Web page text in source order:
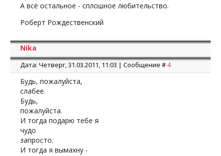
А всё остальное - сплошное любительство.
Роберт Рождественский
Nika
Дата: Четверг, 31.03.2011, 11:03 | Сообщение #4
Будь, пожалуйста,
слабее.
Будь,
пожалуйста.
И тогда подарю тебе я
чудо
запросто.
И тогда я вымахну -